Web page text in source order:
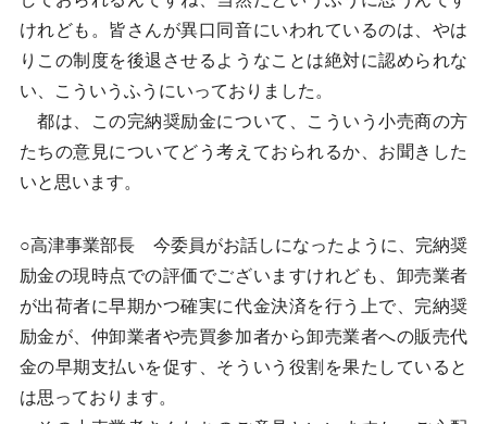
けれども。皆さんが異口同音にいわれているのは、やは
りこの制度を後退させるようなことは絶対に認められな
い、こういうふうにいっておりました。
都は、この完納奨励金について、こういう小売商の方
たちの意見についてどう考えておられるか、お聞きした
いと思います。
○高津事業部長 今委員がお話しになったように、完納奨
励金の現時点での評価でございますけれども、卸売業者
が出荷者に早期かつ確実に代金決済を行う上で、完納奨
励金が、仲卸業者や売買参加者から卸売業者への販売代
金の早期支払いを促す、そういう役割を果たしていると
は思っております。